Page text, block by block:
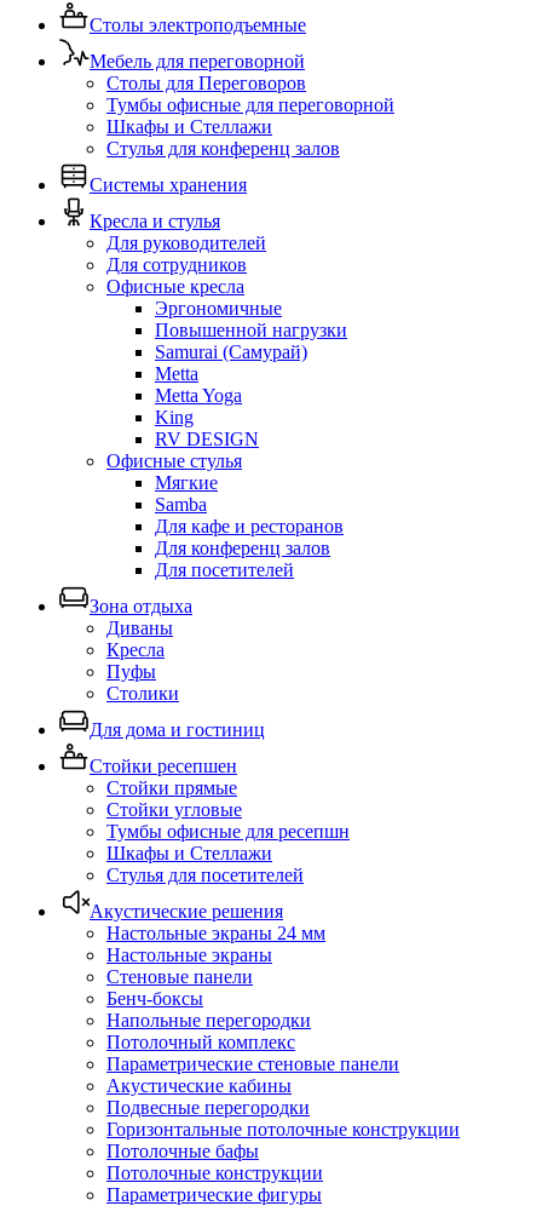
Столы электроподъемные
Мебель для переговорной
Столы для Переговоров
Тумбы офисные для переговорной
Шкафы и Стеллажи
Стулья для конференц залов
Системы хранения
Кресла и стулья
Для руководителей
Для сотрудников
Офисные кресла
Эргономичные
Повышенной нагрузки
Samurai (Самурай)
Metta
Metta Yoga
King
RV DESIGN
Офисные стулья
Мягкие
Samba
Для кафе и ресторанов
Для конференц залов
Для посетителей
Зона отдыха
Диваны
Кресла
Пуфы
Столики
Для дома и гостиниц
Стойки ресепшен
Стойки прямые
Стойки угловые
Тумбы офисные для ресепшн
Шкафы и Стеллажи
Стулья для посетителей
Акустические решения
Настольные экраны 24 мм
Настольные экраны
Стеновые панели
Бенч-боксы
Напольные перегородки
Потолочный комплекс
Параметрические стеновые панели
Акустические кабины
Подвесные перегородки
Горизонтальные потолочные конструкции
Потолочные бафы
Потолочные конструкции
Параметрические фигуры